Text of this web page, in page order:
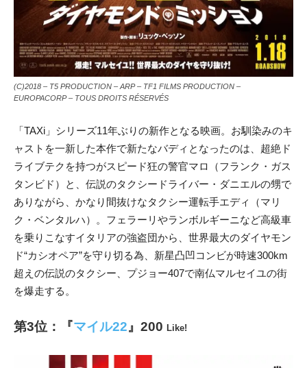
(C)2018 – T5 PRODUCTION – ARP – TF1 FILMS PRODUCTION –
EUROPACORP – TOUS DROITS RÉSERVÉS
「TAXi」シリーズ11年ぶりの新作となる映画。お馴染みのキ
ャストを一新した本作で新たなバディとなったのは、超絶ド
ライブテクを持つがスピード狂の警官マロ（フランク・ガス
タンビド）と、伝説のタクシードライバー・ダニエルの甥で
ありながら、かなり間抜けなタクシー運転手エディ（マリ
ク・ベンタルハ）。フェラーリやランボルギーニなど高級車
を乗りこなすイタリアの強盗団から、世界最大のダイヤモン
ド“カシオペア”を守り切る為、新星凸凹コンビが時速300km
超えの伝説のタクシー、プジョー407で南仏マルセイユの街
を爆走する。
第3位：『マイル22 』200 Like!